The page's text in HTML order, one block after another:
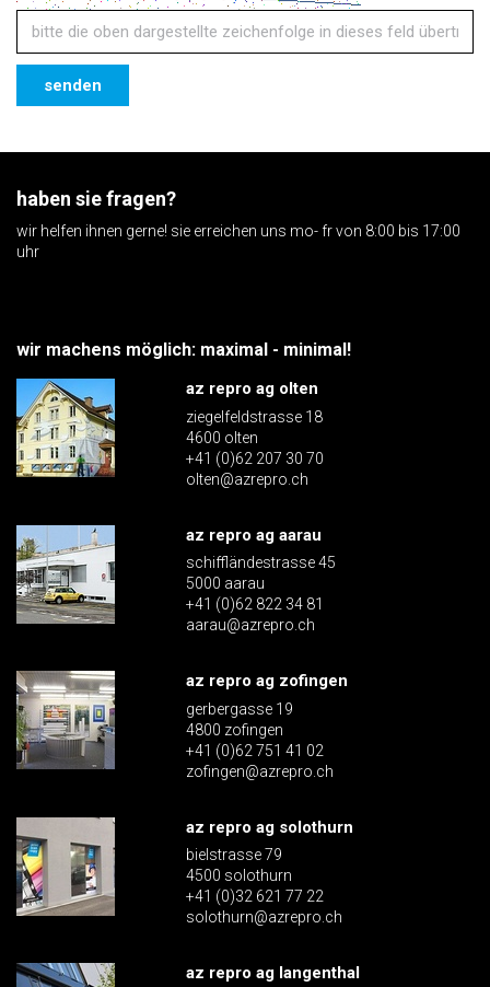
senden
haben sie fragen?
wir helfen ihnen gerne! sie erreichen uns mo- fr von 8:00 bis 17:00
uhr
wir machens möglich: maximal - minimal!
az repro ag olten
ziegelfeldstrasse 18
4600 olten
+41 (0)62 207 30 70
olten@azrepro.ch
az repro ag aarau
schiffländestrasse 45
5000 aarau
+41 (0)62 822 34 81
aarau@azrepro.ch
az repro ag zofingen
gerbergasse 19
4800 zofingen
+41 (0)62 751 41 02
zofingen@azrepro.ch
az repro ag solothurn
bielstrasse 79
4500 solothurn
+41 (0)32 621 77 22
solothurn@azrepro.ch
az repro ag langenthal